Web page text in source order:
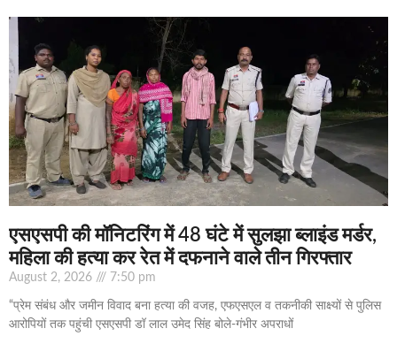
एसएसपी की मॉनिटरिंग में 48 घंटे में सुलझा ब्लाइंड मर्डर,
महिला की हत्या कर रेत में दफनाने वाले तीन गिरफ्तार
August 2, 2026 7:50 pm
“प्रेम संबंध और जमीन विवाद बना हत्या की वजह, एफएसएल व तकनीकी साक्ष्यों से पुलिस
आरोपियों तक पहुंची एसएसपी डॉ लाल उमेद सिंह बोले-गंभीर अपराधों